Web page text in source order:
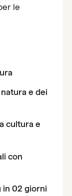
le
e dei
cultura e
con
in 02 giorni